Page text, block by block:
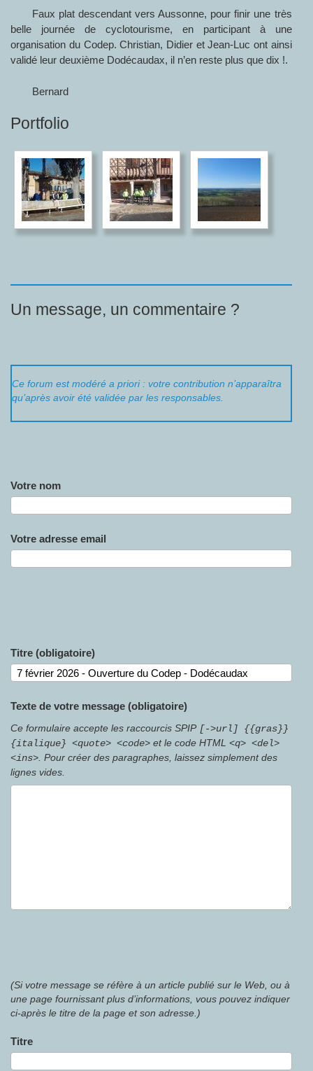
Faux plat descendant vers Aussonne, pour finir une très
belle journée de cyclotourisme, en participant à une
organisation du Codep. Christian, Didier et Jean-Luc ont ainsi
validé leur deuxième Dodécaudax, il n’en reste plus que dix !.
Bernard
Portfolio
Un message, un commentaire ?
Ce forum est modéré a priori : votre contribution n’apparaîtra
qu’après avoir été validée par les responsables.
Votre nom
Votre adresse email
Titre (obligatoire)
Texte de votre message (obligatoire)
Ce formulaire accepte les raccourcis SPIP [->url] {{gras}}
{italique} <quote> <code> et le code HTML<q> <del>
<ins> . Pour créer des paragraphes, laissez simplement des
lignes vides.
(Si votre message se réfère à un article publié sur le Web, ou à
une page fournissant plus d’informations, vous pouvez indiquer
ci-après le titre de la page et son adresse.)
Titre